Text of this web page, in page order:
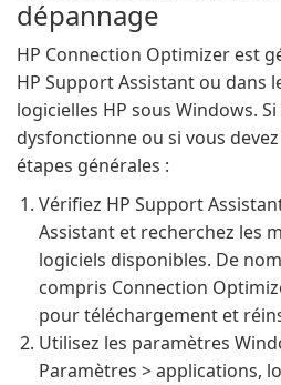
dépannage
HP Connection Optimizer est
HP Support Assistant ou dans
logicielles HP sous Windows.
dysfonctionne ou si vous
étapes générales :
Vérifiez HP Support
Assistant et recherchez les
logiciels disponibles. De
compris Connection
pour téléchargement et
Utilisez les paramètres
Paramètres > applications,